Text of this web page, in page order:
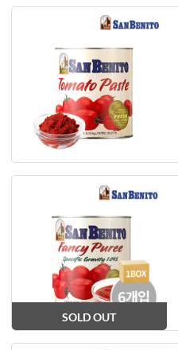
SOLD OUT